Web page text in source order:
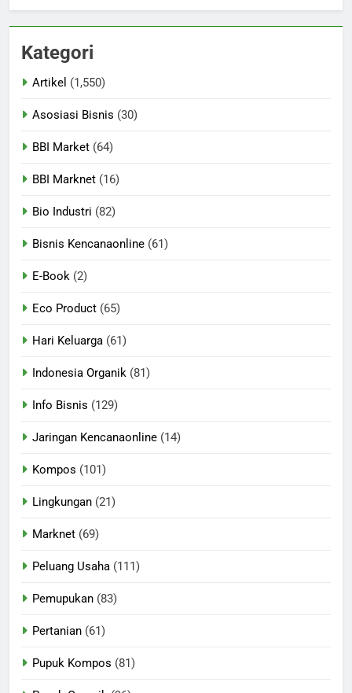
Kategori
Artikel (1,550)
Asosiasi Bisnis (30)
BBI Market (64)
BBI Marknet (16)
Bio Industri (82)
Bisnis Kencanaonline (61)
E-Book (2)
Eco Product (65)
Hari Keluarga (61)
Indonesia Organik (81)
Info Bisnis (129)
Jaringan Kencanaonline (14)
Kompos (101)
Lingkungan (21)
Marknet (69)
Peluang Usaha (111)
Pemupukan (83)
Pertanian (61)
Pupuk Kompos (81)